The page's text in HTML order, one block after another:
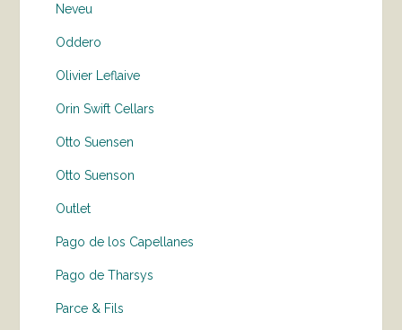
Neveu
Oddero
Olivier Leflaive
Orin Swift Cellars
Otto Suensen
Otto Suenson
Outlet
Pago de los Capellanes
Pago de Tharsys
Parce & Fils